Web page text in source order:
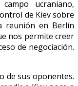
ucraniano,
de Kiev sobre
reunión en Berlín
nos permite creer
de negociación.
de sus oponentes.